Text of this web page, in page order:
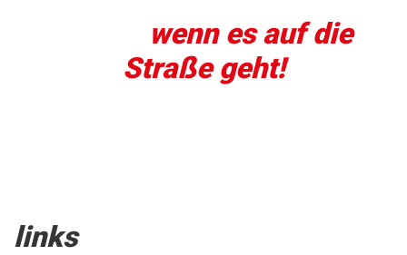
wenn es auf die
Straße geht!
links